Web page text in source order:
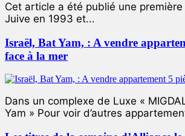
Cet article a été publié une
Juive en 1993 et...
Israël, Bat Yam, : A vendre
face à la mer
Dans un complexe de Luxe «
Yam » Pour voir d’autres